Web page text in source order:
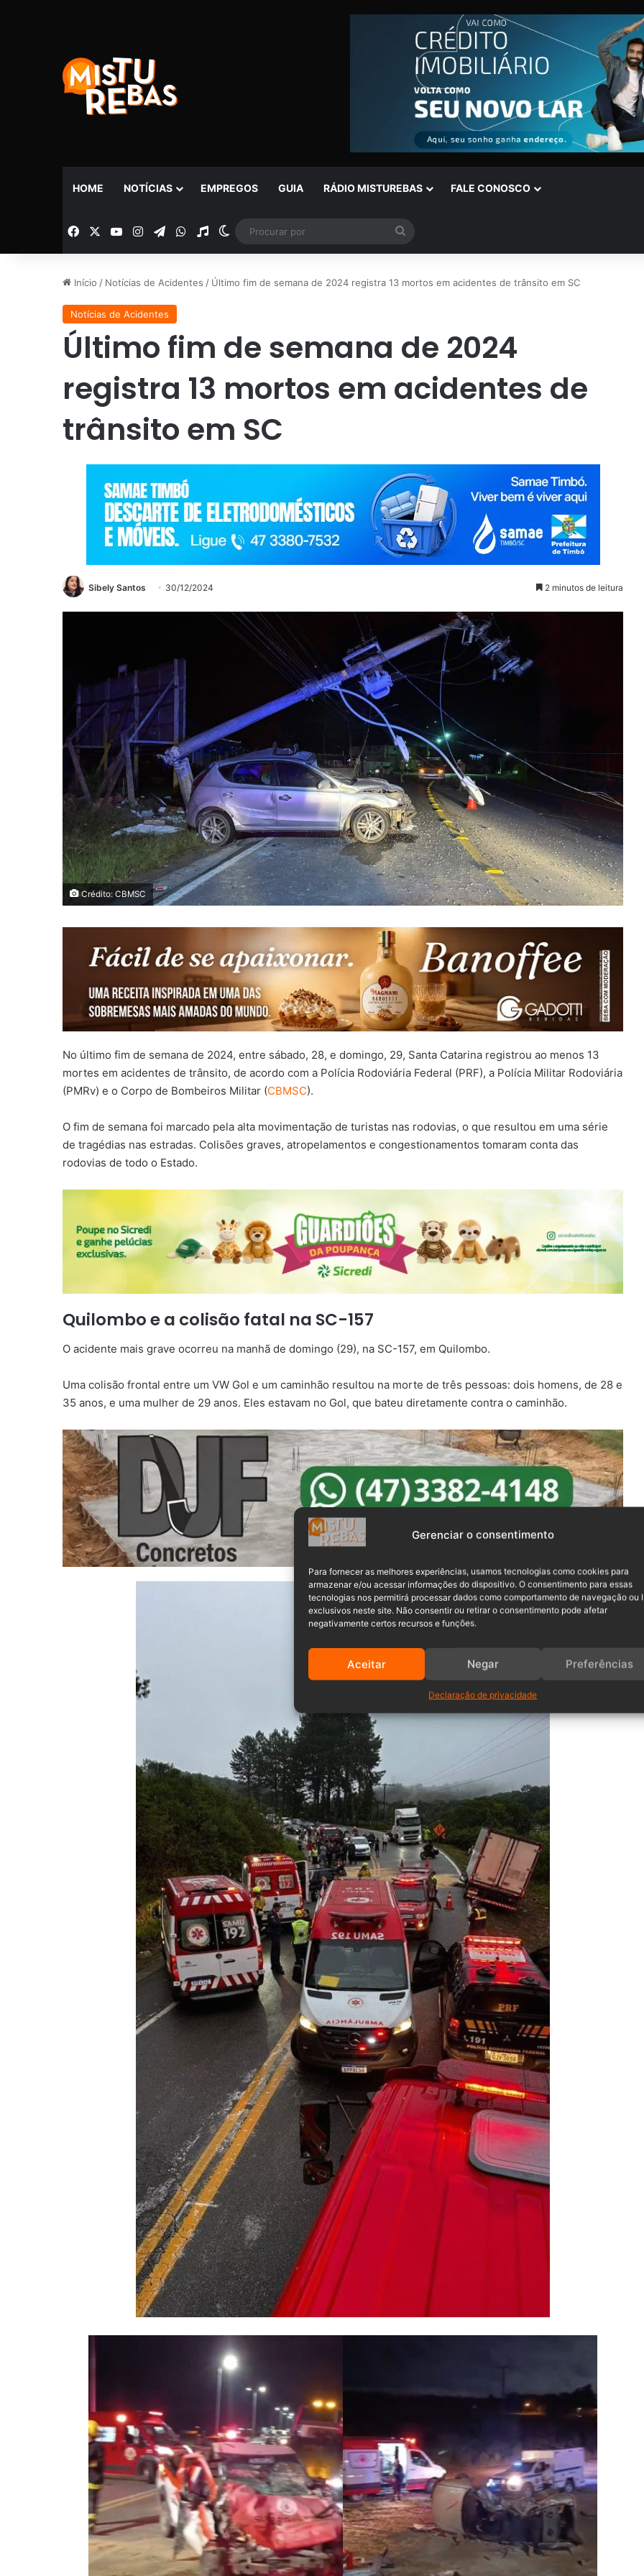
Gerenciar o consentimento
Para fornecer as melhores experiências, usamos tecnologias como cookies para
armazenar e/ou acessar informações do dispositivo. O consentimento para essas
tecnologias nos permitirá processar dados como comportamento de navegação ou
exclusivos neste site. Não consentir ou retirar o consentimento pode afetar
negativamente certos recursos e funções.
Aceitar Negar Preferências
Declaração de privacidade
HOME NOTÍCIAS EMPREGOS GUIA RÁDIO MISTUREBAS FALE CONOSCO
Facebook YouTubeInstagramTelegramWhatsApp
Rádio Switch skin
por
Início / Notícias de Acidentes / Último fim de semana de 2024 registra 13 mortos em acidentes de trânsito em SC
Notícias de Acidentes
Último fim de semana de 2024
registra 13 mortos em acidentes de
trânsito em SC
Sibely Santos 30/12/2024 2 minutos de leitura
Crédito: CBMSC
No último fim de semana de 2024, entre sábado, 28, e domingo, 29, Santa Catarina registrou ao menos 13
mortes em acidentes de trânsito, de acordo com a Polícia Rodoviária Federal (PRF), a Polícia Militar Rodoviária
(PMRv) e o Corpo de Bombeiros Militar (CBMSC).
O fim de semana foi marcado pela alta movimentação de turistas nas rodovias, o que resultou em uma série
de tragédias nas estradas. Colisões graves, atropelamentos e congestionamentos tomaram conta das
rodovias de todo o Estado.
Quilombo e a colisão fatal na SC-157
O acidente mais grave ocorreu na manhã de domingo (29), na SC-157, em Quilombo.
Uma colisão frontal entre um VW Gol e um caminhão resultou na morte de três pessoas: dois homens, de 28 e
35 anos, e uma mulher de 29 anos. Eles estavam no Gol, que bateu diretamente contra o caminhão.